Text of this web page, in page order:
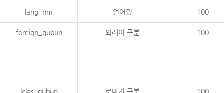
lang_nm 언어명 100
foreign_gubun 외래어 구분 100
lclas_gubun 로마자 구분 100